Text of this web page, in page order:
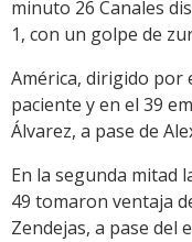
minuto 26 Canales
1, con un golpe de
América, dirigido por
paciente y en el 39
Álvarez, a pase de
En la segunda mitad
49 tomaron ventaja
Zendejas, a pase del